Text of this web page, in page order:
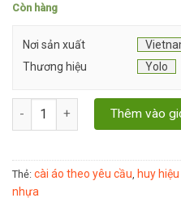
Còn hàng
Nơi sản xuất
Thương hiệu
Yolo
Làm Huy Hiệu Nhựa Cài Áo
Thêm vào
Thẻ: cài áo theo yêu cầu, huy
nhựa